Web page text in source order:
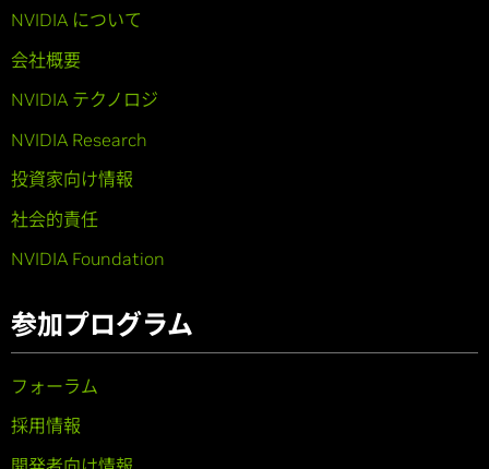
NVIDIA について
会社概要
NVIDIA テクノロジ
NVIDIA Research
投資家向け情報
社会的責任
NVIDIA Foundation
参加プログラム
フォーラム
採用情報